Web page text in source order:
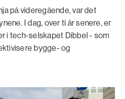
på videregående, var det
I dag, over ti år senere, er
i tech-selskapet Dibbel - som
bygge- og